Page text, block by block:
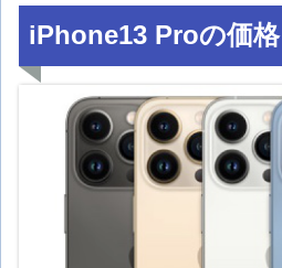
iPhone13 Proの価格